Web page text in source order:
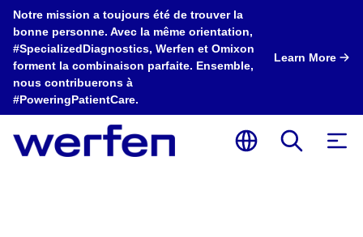
Notre mission a toujours été de trouver la
bonne personne. Avec la même orientation,
#SpecializedDiagnostics, Werfen et Omixon
forment la combinaison parfaite. Ensemble,
nous contribuerons à
#PoweringPatientCare.
Learn More